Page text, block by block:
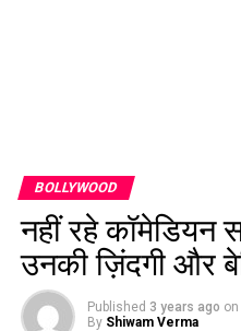
BOLLYWOOD
नहीं रहे कॉमेडियन
उनकी ज़िंदगी और
Published 3 years ago on
By Shiwam Verma